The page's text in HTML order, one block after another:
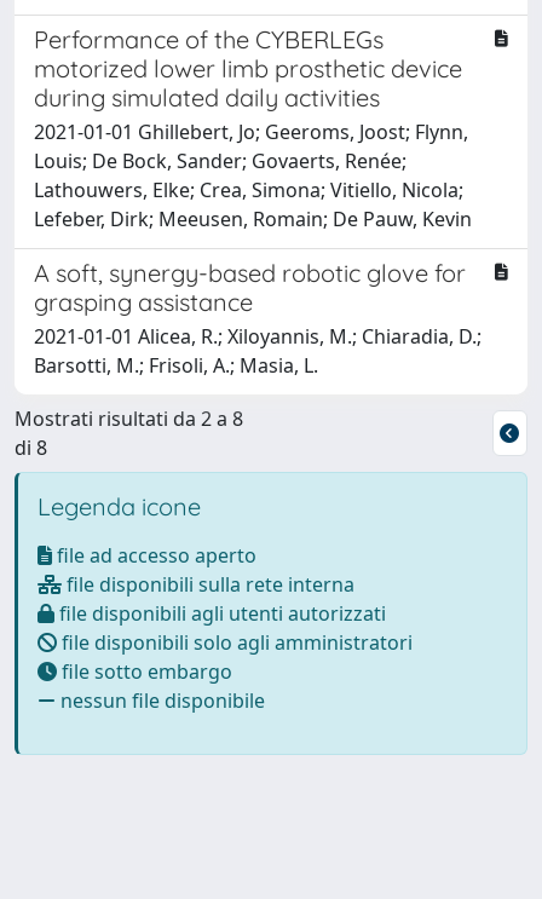
Performance of the CYBERLEGs
motorized lower limb prosthetic device
during simulated daily activities
2021-01-01 Ghillebert, Jo; Geeroms, Joost; Flynn,
Louis; De Bock, Sander; Govaerts, Renée;
Lathouwers, Elke; Crea, Simona; Vitiello, Nicola;
Lefeber, Dirk; Meeusen, Romain; De Pauw, Kevin
A soft, synergy-based robotic glove for
grasping assistance
2021-01-01 Alicea, R.; Xiloyannis, M.; Chiaradia, D.;
Barsotti, M.; Frisoli, A.; Masia, L.
Mostrati risultati da 2 a 8
di 8
Legenda icone
file ad accesso aperto
file disponibili sulla rete interna
file disponibili agli utenti autorizzati
file disponibili solo agli amministratori
file sotto embargo
nessun file disponibile